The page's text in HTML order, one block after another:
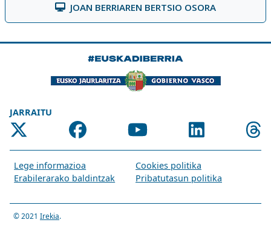
JOAN BERRIAREN BERTSIO OSORA
JARRAITU
Lege informazioa
Cookies politika
Erabilerarako baldintzak
Pribatutasun politika
© 2021 Irekia.